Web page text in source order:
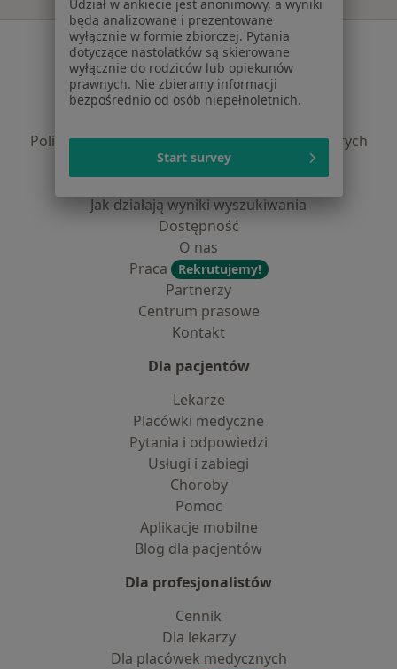
Serwis
Regulamin
Polityka prywatności pacjentów
Polityka prywatności dla profesjonalistów, których
dane pozyskaliśmy samodzielnie
Polityka cookies
Jak działają wyniki wyszukiwania
Dostępność
O nas
Praca
Rekrutujemy!
Partnerzy
Centrum prasowe
Kontakt
Dla pacjentów
Lekarze
Placówki medyczne
Pytania i odpowiedzi
Usługi i zabiegi
Choroby
Pomoc
Aplikacje mobilne
Blog dla pacjentów
Dla profesjonalistów
Cennik
Dla lekarzy
Dla placówek medycznych
Udział w ankiecie jest anonimowy, a wyniki
będą analizowane i prezentowane
wyłącznie w formie zbiorczej. Pytania
dotyczące nastolatków są skierowane
wyłącznie do rodziców lub opiekunów
prawnych. Nie zbieramy informacji
bezpośrednio od osób niepełnoletnich.
Start survey